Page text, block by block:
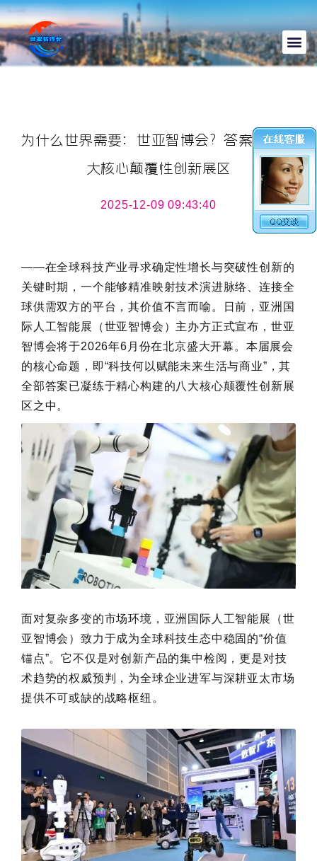
为什么世界需要：世亚智博会？答案就在八
大核心颠覆性创新展区
2025-12-09 09:43:40
——在全球科技产业寻求确定性增长与突破性创新的
关键时期，一个能够精准映射技术演进脉络、连接全
球供需双方的平台，其价值不言而喻。日前，亚洲国
际人工智能展（世亚智博会）主办方正式宣布，世亚
智博会将于2026年6月份在北京盛大开幕。本届展会
的核心命题，即“科技何以赋能未来生活与商业”，其
全部答案已凝练于精心构建的八大核心颠覆性创新展
区之中。
面对复杂多变的市场环境，亚洲国际人工智能展（世
亚智博会）致力于成为全球科技生态中稳固的“价值
锚点”。它不仅是对创新产品的集中检阅，更是对技
术趋势的权威预判，为全球企业进军与深耕亚太市场
提供不可或缺的战略枢纽。